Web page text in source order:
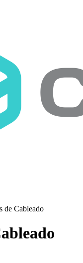
de Cableado